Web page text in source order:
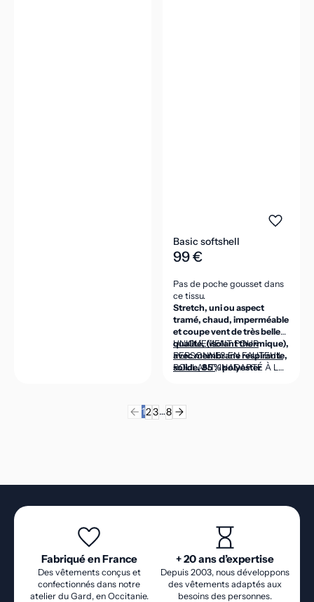
Basic softshell
99 €
Pas de poche gousset dans
ce tissu.
Stretch, uni ou aspect
tramé, chaud, imperméable
et coupe vent de très belle
qualité, (isolant thermique),
avec membrane respirante,
solide, 85 % polyester
polyester micro, 320g/m2.
UNIQUEMENT POUR
PERSONNES EN FAUTEUIL
ROULANT, INADAPTÉ À LA
ASSEZ HAUTE POUR VENIR
COUVRIR LES REINS EN
123…8
Fabriqué en France
Des vêtements conçus et
confectionnés dans notre
atelier du Gard, en Occitanie.
+ 20 ans d’expertise
Depuis 2003, nous développons
des vêtements adaptés aux
besoins des personnes.